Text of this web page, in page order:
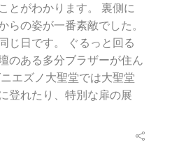
とがわかります。 裏側に
らの姿が一番素敵でした。
じ日です。 ぐるっと回る
のある多分ブラザーが住ん
エズノ大聖堂では大聖堂
登れたり、特別な扉の展